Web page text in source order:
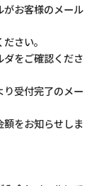
がお客様のメール
さい。
ダをご確認くださ
受付完了のメー
額をお知らせしま